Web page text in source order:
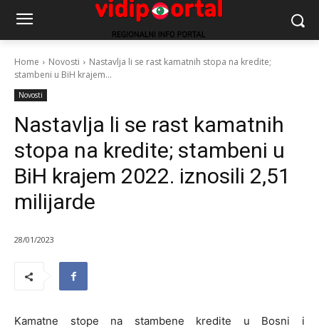
Home Novosti
Nastavlja li se rast kamatnih stopa na kredite;
stambeni u BiH krajem...
Novosti
Nastavlja li se rast kamatnih
stopa na kredite; stambeni u
BiH krajem 2022. iznosili 2,51
milijarde
28/01/2023
Kamatne stope na stambene kredite u Bosni i